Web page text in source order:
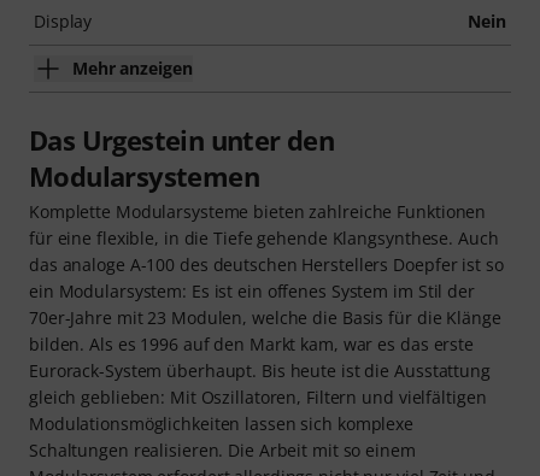
Display Nein
Mehr anzeigen
Das Urgestein unter den
Modularsystemen
Komplette Modularsysteme bieten zahlreiche Funktionen
für eine flexible, in die Tiefe gehende Klangsynthese. Auch
das analoge A-100 des deutschen Herstellers Doepfer ist so
ein Modularsystem: Es ist ein offenes System im Stil der
70er-Jahre mit 23 Modulen, welche die Basis für die Klänge
bilden. Als es 1996 auf den Markt kam, war es das erste
Eurorack-System überhaupt. Bis heute ist die Ausstattung
gleich geblieben: Mit Oszillatoren, Filtern und vielfältigen
Modulationsmöglichkeiten lassen sich komplexe
Schaltungen realisieren. Die Arbeit mit so einem